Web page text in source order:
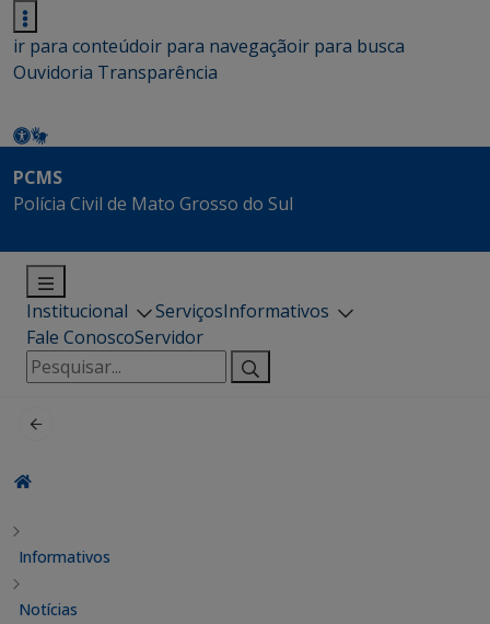
ir para conteúdoir para navegaçãoir para busca
Ouvidoria Transparência
PCMS
Polícia Civil de Mato Grosso do Sul
Institucional ServiçosInformativos
Fale ConoscoServidor
Pesquisar
por:
Informativos
Notícias